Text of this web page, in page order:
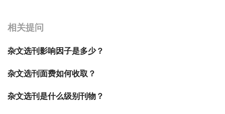
相关提问
杂文选刊影响因子是多少？
杂文选刊面费如何收取？
杂文选刊是什么级别刊物？